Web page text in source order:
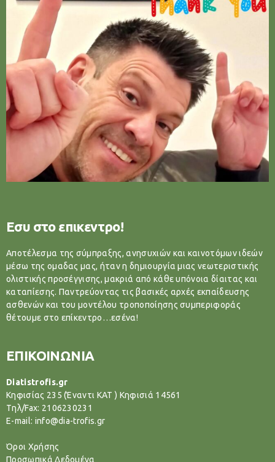
Εσυ στο επικεντρο!
Αποτέλεσμα της σύμπραξης, ανησυχιών και καινοτόμων ιδεών
μέσω της ομαδας μας, ήταν η δημιουργία μιας νεωτεριστικής
ολιστικής προσέγγισης, μακριά από κάθε υπόνοια δίαιτας και
καταπίεσης. Παντρεύοντας τις βασικές αρχές εκπαίδευσης
ασθενών και του μοντέλου τροποποίησης συμπεριφοράς
θέτουμε στο επίκεντρο…εσένα!
ΕΠΙΚΟΙΝΩΝΙΑ
Diatistrofis.gr
Κηφισίας 235 (Έναντι ΚΑΤ ) Κηφισιά 14561
Tηλ/Fax: 2106230231
E-mail: info@dia-trofis.gr
Όροι Χρήσης
Προσωπικά Δεδομένα